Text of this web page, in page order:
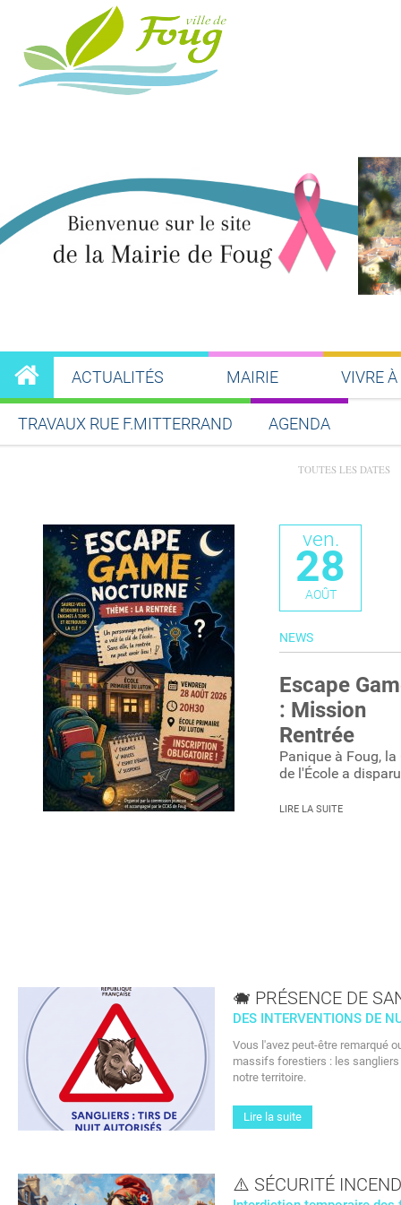
ACTUALITÉS MAIRIE VIVRE
TRAVAUX RUE F.MITTERRAND AGENDA
Partager sur Facebook
Partager sur
Partager
TOUTES LES DATES
dim.
18
OCTOBRE
NEWS
Faouine
ENSEMBLE,
MARCHONS
VIE
ven.
28
AOÛT
NEWS
Escape
: Mission
Rentrée
Panique à Foug, la
de l'École a
LIRE LA SUITE
NEWS
🎶
VENEZ CÉLÉBRER
L'ÉTÉ EN
🐗 PRÉSENCE DE
DES INTERVENTIONS DE
Vous l'avez peut-être remarqué
massifs forestiers : les
notre territoire.
Lire la suite
⚠️ SÉCURITÉ